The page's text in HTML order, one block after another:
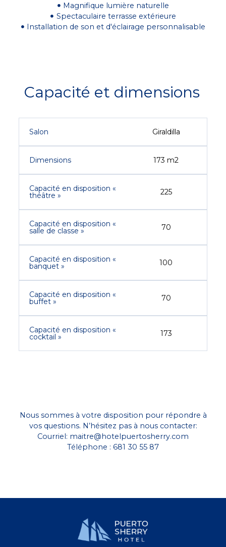
Magnifique lumière naturelle
Spectaculaire terrasse extérieure
Installation de son et d'éclairage personnalisable
Capacité et dimensions
Salon Giraldilla
Dimensions 173 m2
Capacité en disposition «
théâtre » 225
Capacité en disposition «
salle de classe » 70
Capacité en disposition «
banquet » 100
Capacité en disposition «
buffet » 70
Capacité en disposition «
cocktail » 173
Nous sommes à votre disposition pour répondre à
vos questions. N’hésitez pas à nous contacter:
Courriel: maitre@hotelpuertosherry.com
Téléphone : 681 30 55 87